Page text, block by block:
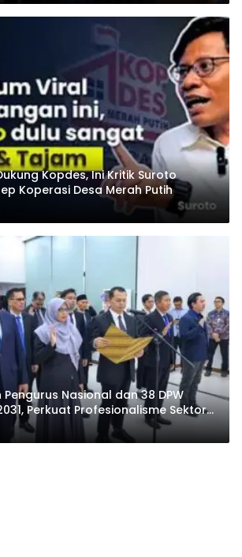
Kopdes, Ini Kritik Suroto
Koperasi Desa Merah Putih
Pengurus Nasional dan 38 DPW
Perkuat Profesionalisme Sektor